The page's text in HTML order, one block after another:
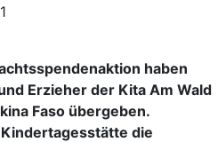
haben
Erzieher der Kita Am Wald
Faso übergeben.
die